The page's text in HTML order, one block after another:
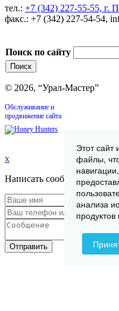
тел.: +7 (342) 227-55-55, г.
факс.: +7 (342) 227-54-54,
Поиск по сайту
© 2026, “Урал-Мастер”
Обслуживание и
продвижение сайта
x
Написать сообщение
Отправить
Этот сайт
файлы,
анализа
продуктов